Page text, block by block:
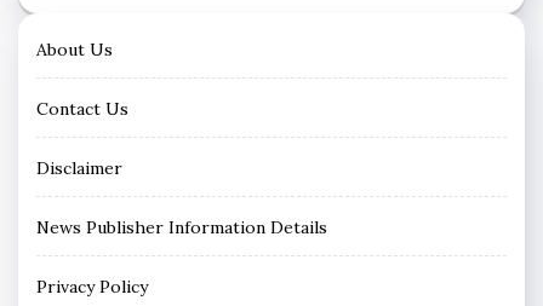
About Us
Contact Us
Disclaimer
News Publisher Information Details
Privacy Policy